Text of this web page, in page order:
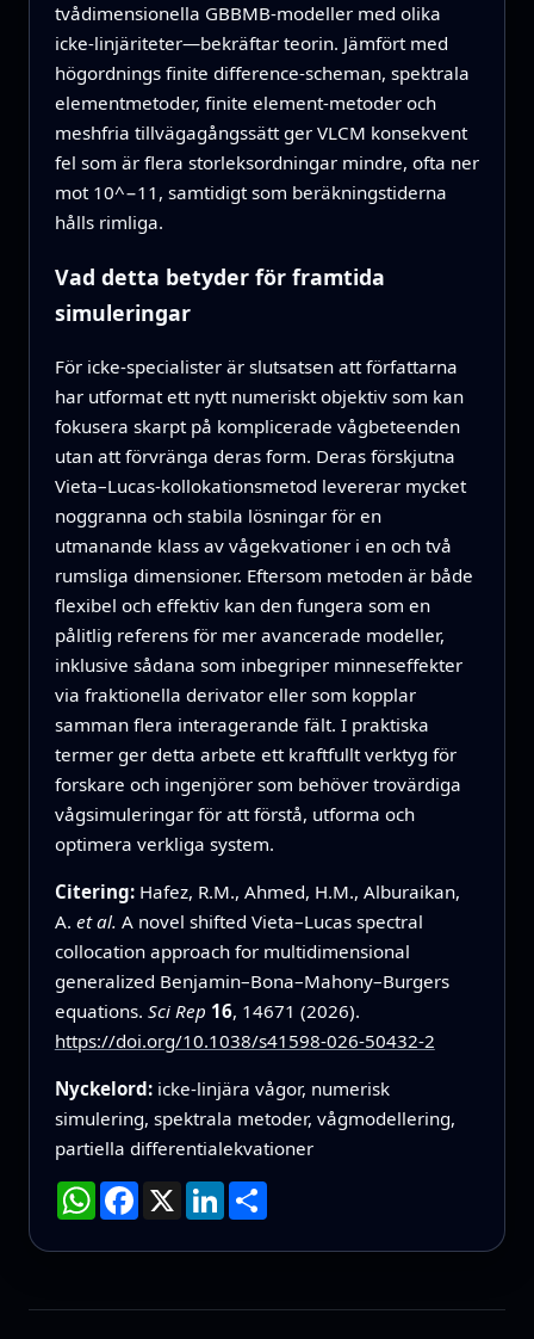
tvådimensionella GBBMB-modeller med olika
icke-linjäriteter—bekräftar teorin. Jämfört med
högordnings finite difference-scheman, spektrala
elementmetoder, finite element-metoder och
meshfria tillvägagångssätt ger VLCM konsekvent
fel som är flera storleksordningar mindre, ofta ner
mot 10^−11, samtidigt som beräkningstiderna
hålls rimliga.
Vad detta betyder för framtida
simuleringar
För icke-specialister är slutsatsen att författarna
har utformat ett nytt numeriskt objektiv som kan
fokusera skarpt på komplicerade vågbeteenden
utan att förvränga deras form. Deras förskjutna
Vieta–Lucas-kollokationsmetod levererar mycket
noggranna och stabila lösningar för en
utmanande klass av vågekvationer i en och två
rumsliga dimensioner. Eftersom metoden är både
flexibel och effektiv kan den fungera som en
pålitlig referens för mer avancerade modeller,
inklusive sådana som inbegriper minneseffekter
via fraktionella derivator eller som kopplar
samman flera interagerande fält. I praktiska
termer ger detta arbete ett kraftfullt verktyg för
forskare och ingenjörer som behöver trovärdiga
vågsimuleringar för att förstå, utforma och
optimera verkliga system.
Citering: Hafez, R.M., Ahmed, H.M., Alburaikan,
A. et al. A novel shifted Vieta–Lucas spectral
collocation approach for multidimensional
generalized Benjamin–Bona–Mahony–Burgers
equations. Sci Rep 16, 14671 (2026).
https://doi.org/10.1038/s41598-026-50432-2
Nyckelord: icke-linjära vågor, numerisk
simulering, spektrala metoder, vågmodellering,
partiella differentialekvationer
WhatsApp
Facebook
X LinkedIn
Dela